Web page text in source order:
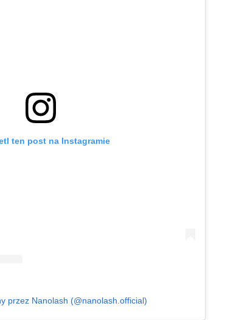
ten post na Instagramie
przez Nanolash (@nanolash.official)